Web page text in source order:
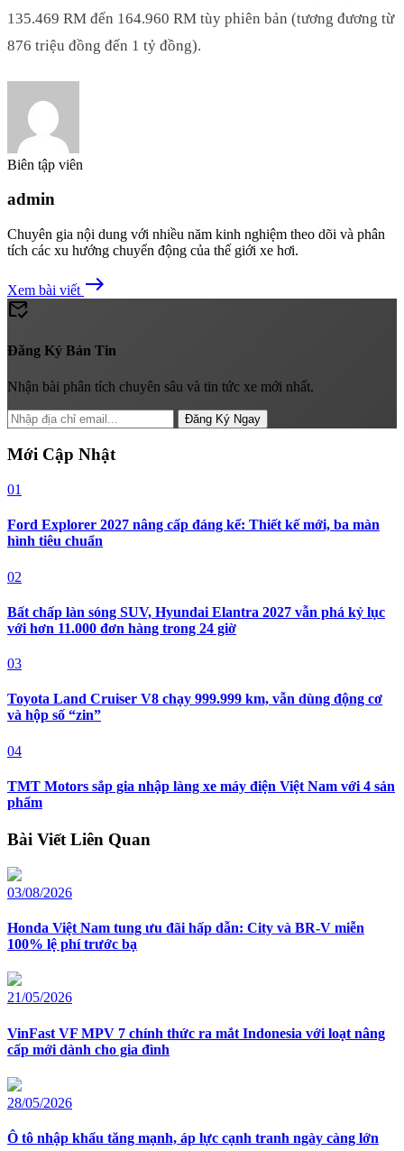
135.469 RM đến 164.960 RM tùy phiên bản (tương đương từ
876 triệu đồng đến 1 tỷ đồng).
Biên tập viên
admin
Chuyên gia nội dung với nhiều năm kinh nghiệm theo dõi và phân
tích các xu hướng chuyển động của thế giới xe hơi.
Xem bài viết east
mark_email_read
Đăng Ký Bản Tin
Nhận bài phân tích chuyên sâu và tin tức xe mới nhất.
Đăng Ký Ngay
Mới Cập Nhật
01
Ford Explorer 2027 nâng cấp đáng kể: Thiết kế mới, ba màn
hình tiêu chuẩn
02
Bất chấp làn sóng SUV, Hyundai Elantra 2027 vẫn phá kỷ lục
với hơn 11.000 đơn hàng trong 24 giờ
03
Toyota Land Cruiser V8 chạy 999.999 km, vẫn dùng động cơ
và hộp số “zin”
04
TMT Motors sắp gia nhập làng xe máy điện Việt Nam với 4 sản
phẩm
Bài Viết Liên Quan
03/08/2026
Honda Việt Nam tung ưu đãi hấp dẫn: City và BR-V miễn
100% lệ phí trước bạ
21/05/2026
VinFast VF MPV 7 chính thức ra mắt Indonesia với loạt nâng
cấp mới dành cho gia đình
28/05/2026
Ô tô nhập khẩu tăng mạnh, áp lực cạnh tranh ngày càng lớn